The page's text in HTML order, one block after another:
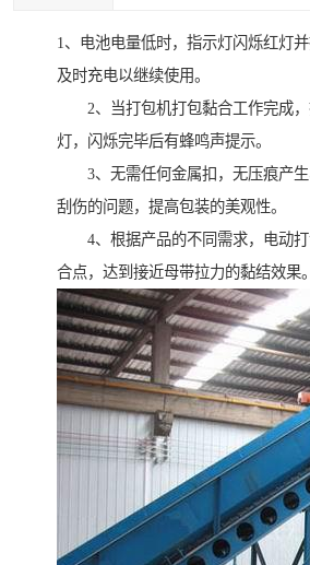
1、电池电量低时，指示灯闪烁红灯
及时充电以继续使用。
2、当打包机打包黏合工作完成，
灯，闪烁完毕后有蜂鸣声提示。
3、无需任何金属扣，无压痕产生
刮伤的问题，提高包装的美观性。
4、根据产品的不同需求，电动打
合点，达到接近母带拉力的黏结效果。